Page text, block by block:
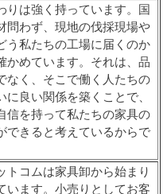
りは強く持っています。国
問わず、現地の伐採現場や
う私たちの工場に届くのか
かめています。それは、品
なく、そこで働く人たちの
良い関係を築くことで、
信を持って私たちの家具の
できると考えているからで
トコムは家具卸から始まり
います。小売りとしてお客